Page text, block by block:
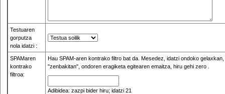
Testuaren
gorputza
nola idatzi :
SPAMaren
kontrako
filtroa:
Hau SPAM-aren kontrako filtro bat da. Mesedez, idatzi ondoko gelaxkan,
"zenbakitan", ondoren eragiketa egitearen emaitza, hiru gehi zero .
Adibidea: zazpi bider hiru; idatzi 21